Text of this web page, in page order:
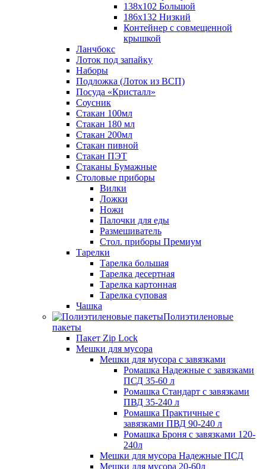
138х102 Большой
186х132 Низкий
Контейнер с совмещенной
крышкой
Ланчбокс
Лоток под запайку
Наборы
Подложка (Лоток из ВСП)
Посуда «Кристалл»
Соусник
Стакан 100мл
Стакан 180 мл
Стакан 200мл
Стакан пивной
Стакан ПЭТ
Стаканы Бумажные
Столовые приборы
Вилки
Ложки
Ножи
Палочки для еды
Размешиватель
Стол. приборы Премиум
Тарелки
Тарелка большая
Тарелка десертная
Тарелка картонная
Тарелка суповая
Чашка
Полиэтиленовые
пакеты
Пакет Zip Lock
Мешки для мусора
Мешки для мусора с завязками
Ромашка Надежные с завязками
ПСД 35-60 л
Ромашка Стандарт с завязками
ПВД 35-240 л
Ромашка Практичные с
завязками ПВД 90-240 л
Ромашка Броня с завязками 120-
240л
Мешки для мусора Надежные ПСД
Мешки для мусора 20-60л